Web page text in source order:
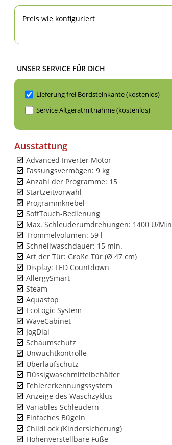
Preis wie konfiguriert
UNSER SERVICE FÜR DICH
Lieferung frei Bordsteinkante (kostenlos)
Service Altgerätmitnahme (kostenlos)
Ausstattung
Advanced Inverter Motor
Fassungsvermögen: 9 kg
Anzahl der Programme: 15
Startzeitvorwahl
Programmknebel
SoftTouch-Bedienung
Max. Schleuderumdrehungen: 1400 U/Min
Trommelvolumen: 59 l
Schnellwaschdauer: 15 min.
Art der Tür: Große Tür (Ø 47 cm)
Display: LED Countdown
AllergySmart
Steam
Aquastop
EcoLogic System
WaveCabinet
JogDial
Schaumschutz
Unwuchtkontrolle
Überlaufschutz
Flüssigwaschmittelbehälter
Fehlererkennungssystem
Anzeige des Waschzyklus
Variables Schleudern
Einfaches Bügeln
ChildLock (Kindersicherung)
Höhenverstellbare Füße